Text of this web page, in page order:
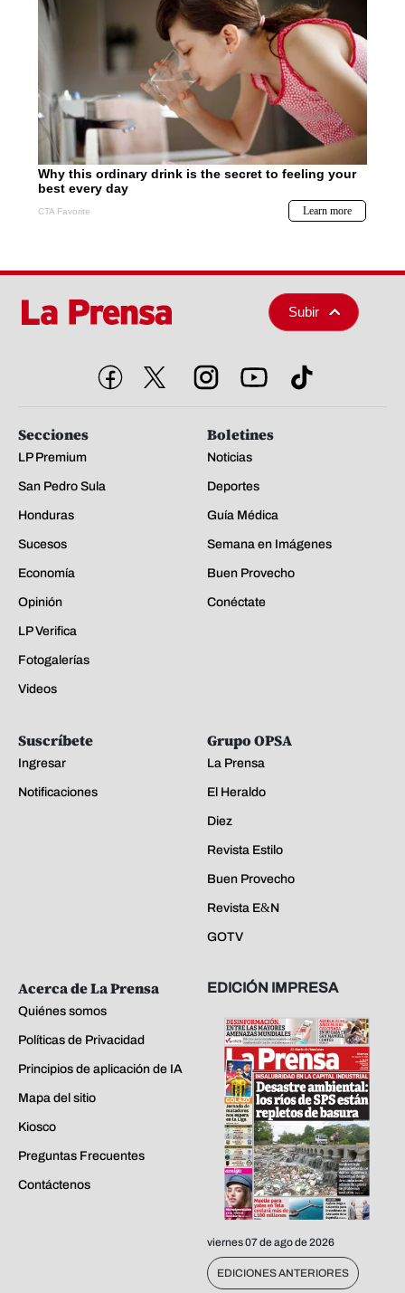
Subir
Secciones
LP Premium
San Pedro Sula
Honduras
Sucesos
Economía
Opinión
LP Verifica
Fotogalerías
Videos
Boletines
Noticias
Deportes
Guía Médica
Semana en Imágenes
Buen Provecho
Conéctate
Suscríbete
Ingresar
Notificaciones
Grupo OPSA
La Prensa
El Heraldo
Diez
Revista Estilo
Buen Provecho
Revista E&N
GOTV
Acerca de La Prensa
Quiénes somos
Políticas de Privacidad
Principios de aplicación de IA
Mapa del sitio
Kiosco
Preguntas Frecuentes
Contáctenos
EDICIÓN IMPRESA
viernes 07 de ago de 2026
EDICIONES ANTERIORES